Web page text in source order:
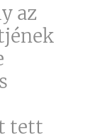
az
tett